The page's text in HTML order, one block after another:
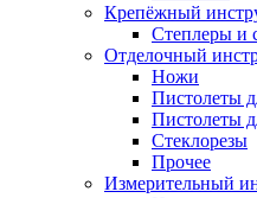
Крепёжный
Степлеры и
Отделочный
Ножи
Пистолеты
Пистолеты
Стеклорезы
Прочее
Измерительный